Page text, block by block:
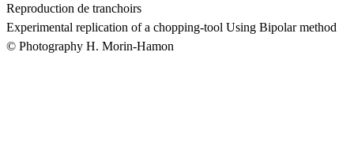
Reproduction de tranchoirs
Experimental replication of a chopping-tool Using Bipolar method
© Photography H. Morin-Hamon